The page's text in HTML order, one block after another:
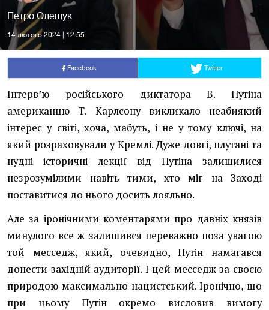
Петро Олещук
14 лютого 2024 | 12:55
Facebook Twitter
Інтерв’ю російського диктатора В. Путіна
американцю Т. Карлсону викликало неабиякий
інтерес у світі, хоча, мабуть, і не у тому ключі, на
який розраховували у Кремлі. Дуже довгі, плутані та
нудні історичні лекції від Путіна залишилися
незрозумілими навіть тими, хто міг на Заході
поставитися до нього досить лояльно.
Але за іронічними коментарями про давніх князів
минулого все ж залишився переважно поза увагою
той месседж, який, очевидно, Путін намагався
донести західній аудиторії. І цей месседж за своєю
природою максимально нацистський. Іронічно, що
при цьому Путін окремо висловив вимогу